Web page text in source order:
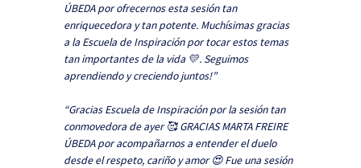
ÚBEDA por ofrecernos esta sesión tan
enriquecedora y tan potente. Muchísimas gracias
a la Escuela de Inspiración por tocar estos temas
tan importantes de la vida 💛. Seguimos
aprendiendo y creciendo juntos!”
“Gracias Escuela de Inspiración por la sesión tan
conmovedora de ayer 🥰 GRACIAS MARTA FREIRE
ÚBEDA por acompañarnos a entender el duelo
desde el respeto, cariño y amor 😍 Fue una sesión